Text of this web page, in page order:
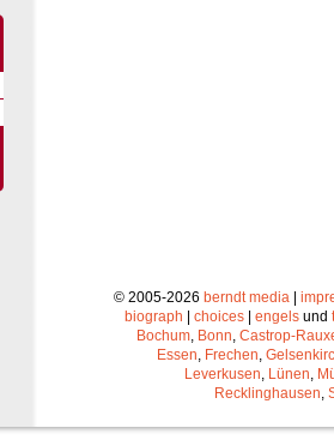
© 2005-2026 berndt media|
biograph
choices engels und
Bochum, Bonn, Castrop-
Essen, Frechen,
Leverkusen, Lünen,
Recklinghausen,